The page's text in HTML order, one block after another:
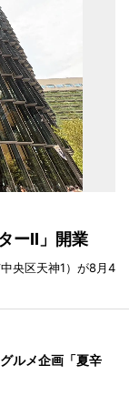
ーII」開業
央区天神1）が8月4
ルメ企画「夏辛